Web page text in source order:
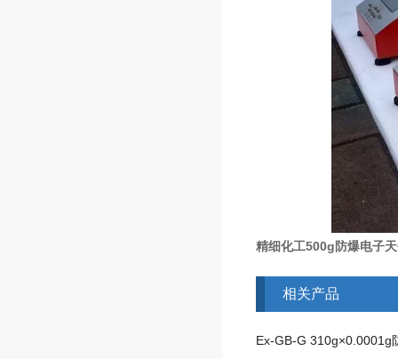
精细化工500g防爆电子
相关产品